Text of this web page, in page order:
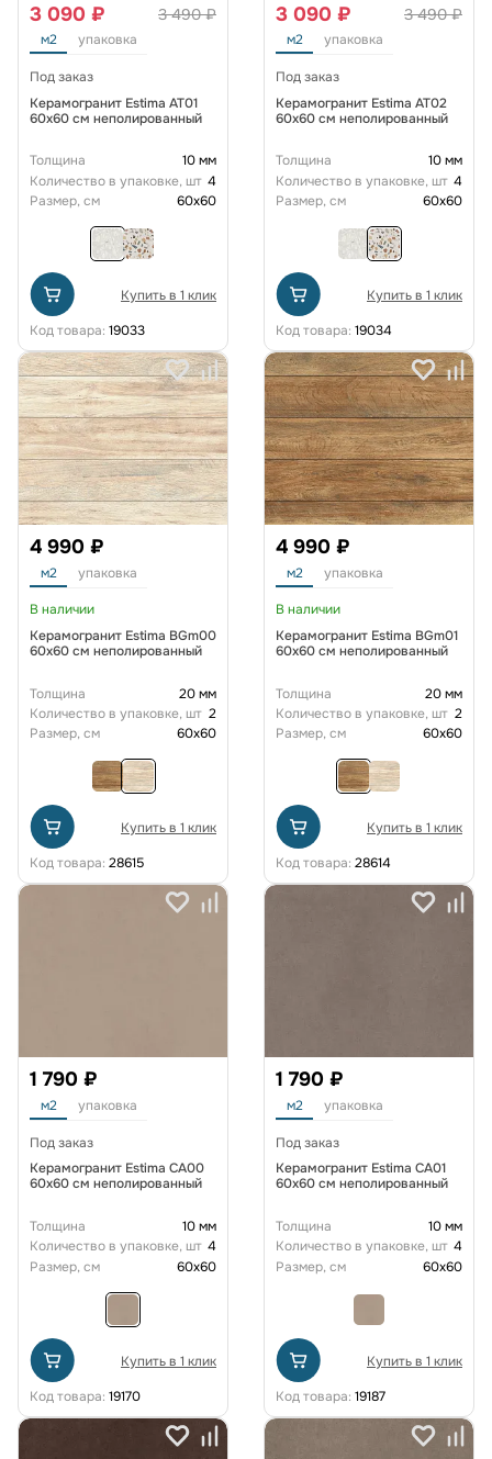
3 490 ₽
3 090 ₽
м2 упаковка
Под заказ
Керамогранит Estima AT01
60x60 см неполированный
Толщина
10 мм
Количество в упаковке, шт 4
Размер, см
60x60
Купить в 1 клик
Код товара: 19033
3 490 ₽
3 090 ₽
м2 упаковка
Под заказ
Керамогранит Estima AT02
60x60 см неполированный
Толщина
10 мм
Количество в упаковке, шт 4
Размер, см
60x60
Купить в 1 клик
Код товара: 19034
4 990 ₽
м2 упаковка
В наличии
Керамогранит Estima BGm00
60x60 см неполированный
Толщина
20 мм
Количество в упаковке, шт 2
Размер, см
60x60
Купить в 1 клик
Код товара: 28615
4 990 ₽
м2 упаковка
В наличии
Керамогранит Estima BGm01
60x60 см неполированный
Толщина
20 мм
Количество в упаковке, шт 2
Размер, см
60x60
Купить в 1 клик
Код товара: 28614
1 790 ₽
м2 упаковка
Под заказ
Керамогранит Estima CA00
60x60 см неполированный
Толщина
10 мм
Количество в упаковке, шт 4
Размер, см
60x60
Купить в 1 клик
Код товара: 19170
1 790 ₽
м2 упаковка
Под заказ
Керамогранит Estima CA01
60x60 см неполированный
Толщина
10 мм
Количество в упаковке, шт 4
Размер, см
60x60
Купить в 1 клик
Код товара: 19187